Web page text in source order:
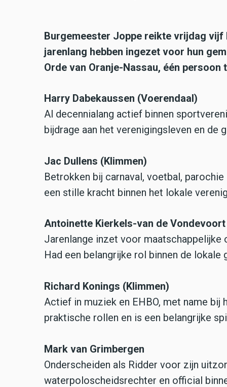
Burgemeester Joppe reikte vrijdag
jarenlang hebben ingezet voor hun
Orde van Oranje-Nassau, één persoon
Harry Dabekaussen (Voerendaal)
Al decennialang actief binnen
bijdrage aan het verenigingsleven en de
Jac Dullens (Klimmen)
Betrokken bij carnaval, voetbal,
een stille kracht binnen het lokale
Antoinette Kierkels-van de
Jarenlange inzet voor maatschappelijke
Had een belangrijke rol binnen de lokale
Richard Konings (Klimmen)
Actief in muziek en EHBO, met name
praktische rollen en is een belangrijke
Mark van Grimbergen
Onderscheiden als Ridder voor zijn
waterpoloscheidsrechter en official